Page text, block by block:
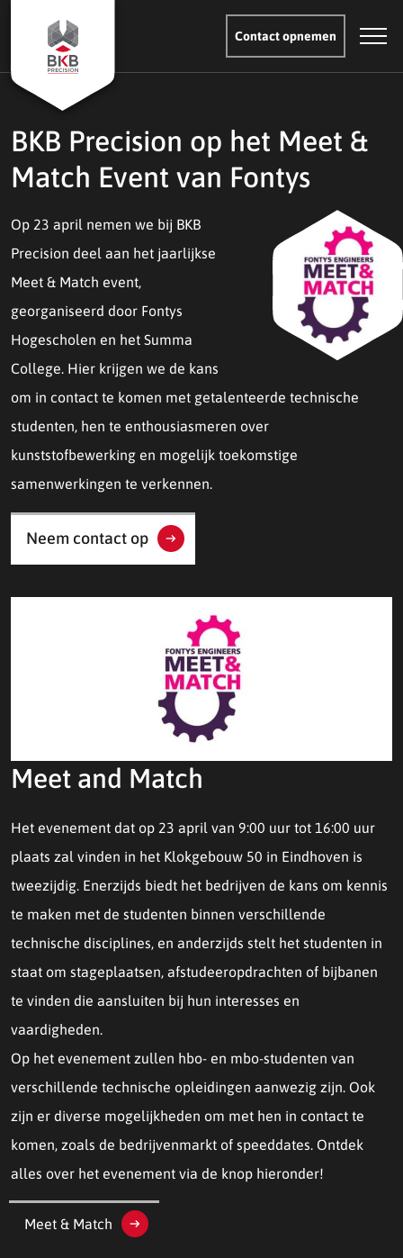
Contact opnemen
BKB Precision op het Meet &
Match Event van Fontys
Op 23 april nemen we bij BKB
Precision deel aan het jaarlijkse
Meet & Match event,
georganiseerd door Fontys
Hogescholen en het Summa
College. Hier krijgen we de kans
om in contact te komen met getalenteerde technische
studenten, hen te enthousiasmeren over
kunststofbewerking en mogelijk toekomstige
samenwerkingen te verkennen.
Neem contact op
Meet and Match
Het evenement dat op 23 april van 9:00 uur tot 16:00 uur
plaats zal vinden in het Klokgebouw 50 in Eindhoven is
tweezijdig. Enerzijds biedt het bedrijven de kans om kennis
te maken met de studenten binnen verschillende
technische disciplines, en anderzijds stelt het studenten in
staat om stageplaatsen, afstudeeropdrachten of bijbanen
te vinden die aansluiten bij hun interesses en
vaardigheden.
Op het evenement zullen hbo- en mbo-studenten van
verschillende technische opleidingen aanwezig zijn. Ook
zijn er diverse mogelijkheden om met hen in contact te
komen, zoals de bedrijvenmarkt of speeddates. Ontdek
alles over het evenement via de knop hieronder!
Meet & Match